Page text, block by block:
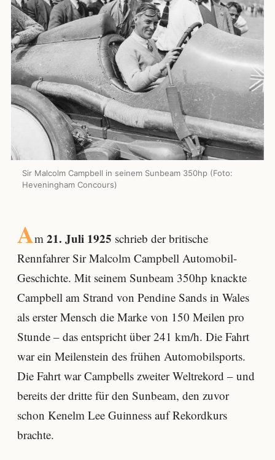
Sir Malcolm Campbell in seinem Sunbeam 350hp (Foto:
Heveningham Concours)
Am 21. Juli 1925 schrieb der britische
Rennfahrer Sir Malcolm Campbell Automobil-
Geschichte. Mit seinem Sunbeam 350hp knackte
Campbell am Strand von Pendine Sands in Wales
als erster Mensch die Marke von 150 Meilen pro
Stunde – das entspricht über 241 km/h. Die Fahrt
war ein Meilenstein des frühen Automobilsports.
Die Fahrt war Campbells zweiter Weltrekord – und
bereits der dritte für den Sunbeam, den zuvor
schon Kenelm Lee Guinness auf Rekordkurs
brachte.